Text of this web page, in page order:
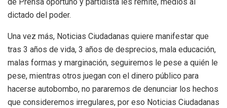
dictado del poder.
Una vez más, Noticias Ciudadanas quiere manifestar que
tras 3 años de vida, 3 años de desprecios, mala educación,
malas formas y marginación, seguiremos le pese a quién le
pese, mientras otros juegan con el dinero público para
hacerse autobombo, no pararemos de denunciar los hechos
que consideremos irregulares, por eso Noticias Ciudadanas